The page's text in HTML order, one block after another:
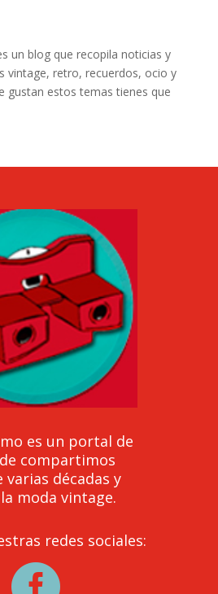
un blog que recopila noticias y
vintage, retro, recuerdos, ocio y
gustan estos temas tienes que
es un portal de
compartimos
varias décadas y
moda vintage.
redes sociales: